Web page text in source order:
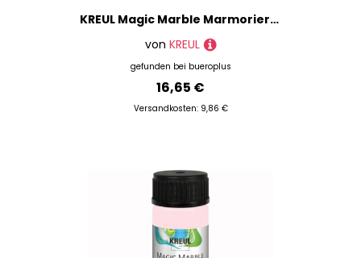
KREUL Magic Marble Marmorierfarben farbsortiert 6 x 20,0 ml, 6 St.
von KREUL
gefunden bei bueroplus
16,65 €
Versandkosten: 9,86 €